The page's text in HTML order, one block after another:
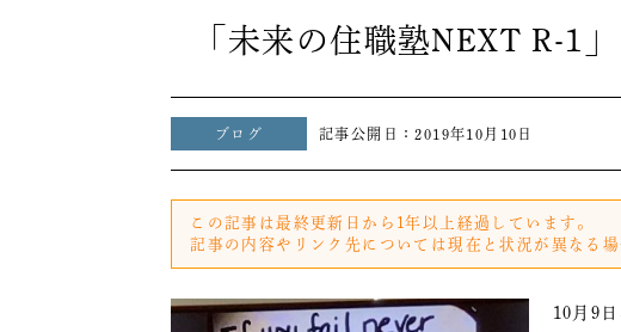
「未来の住職塾NEXT R-1
ブログ 記事公開日：2019年10月10日
この記事は最終更新日から1年以上経過しています。
記事の内容やリンク先については現在と状況が異なる
10月9